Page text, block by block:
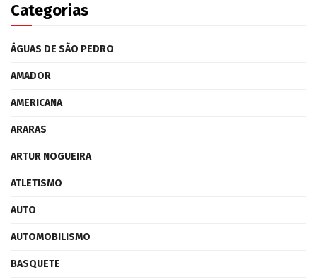
Categorias
ÁGUAS DE SÃO PEDRO
AMADOR
AMERICANA
ARARAS
ARTUR NOGUEIRA
ATLETISMO
AUTO
AUTOMOBILISMO
BASQUETE